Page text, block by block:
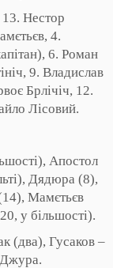
Нестор
4.
6. Роман
9. Владислав
Брлічіч, 12.
Лісовий.
Апостол
Дядюра (8),
Мамєтьєв
у більшості).
(два), Гусаков –